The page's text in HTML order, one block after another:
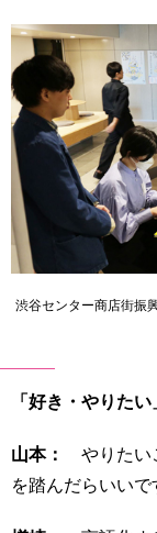
渋谷センター商店街振
「好き・やりた
山本：
やりたい
を踏んだらいいで